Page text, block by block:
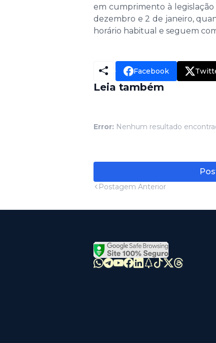
em cumprimento à legislação
dezembro e 2 de janeiro,
horário habitual e seguem
Facebook
Leia também
Error: Nenhum resultado
Postagem Anterior